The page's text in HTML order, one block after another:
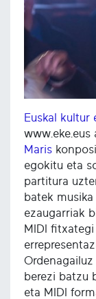
Euskal kultur
Maris
egokitu eta
partitura
batek
ezaugarriak
MIDI
berezi batzu
eta MIDI